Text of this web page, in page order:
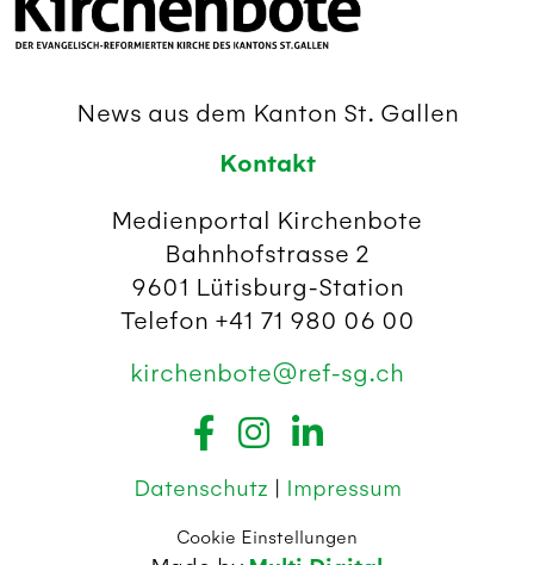
News aus dem Kanton St. Gallen
Kontakt
Medienportal Kirchenbote
Bahnhofstrasse 2
9601 Lütisburg-Station
Telefon +41 71 980 06 00
kirchenbote@ref-sg.ch
Datenschutz | Impressum
Cookie Einstellungen